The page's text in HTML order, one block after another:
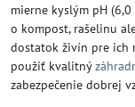
mierne kyslým pH
o kompost, rašelinu
dostatok živín pre ich
použiť kvalitný
zabezpečenie dobrej